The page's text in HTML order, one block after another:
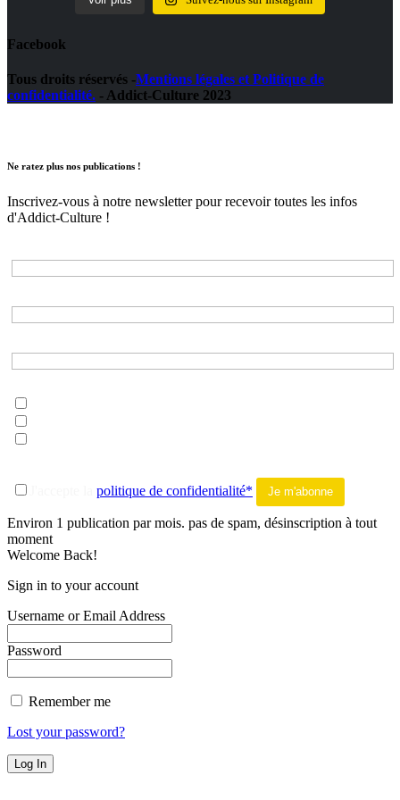
Facebook
Tous droits réservés -Mentions légales et Politique de
confidentialité. - Addict-Culture 2023
Ne ratez plus nos publications !
Inscrivez-vous à notre newsletter pour recevoir toutes les infos
d'Addict-Culture !
politique de confidentialité*
Environ 1 publication par mois. pas de spam, désinscription à tout
moment
Welcome Back!
Sign in to your account
Username or Email Address
Password
Remember me
Lost your password?